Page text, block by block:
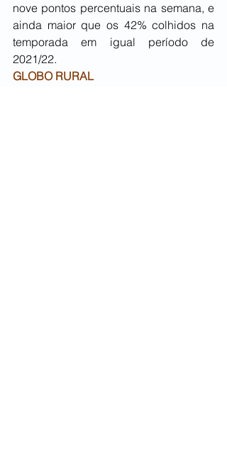
nove pontos percentuais na semana, e
ainda maior que os 42% colhidos na
temporada em igual período de
2021/22.
GLOBO RURAL